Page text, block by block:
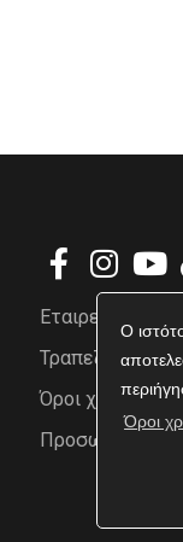
Ο
Όροι
Εταιρεία
Τραπεζικοί
Όροι χρήσης
Προσωπικά